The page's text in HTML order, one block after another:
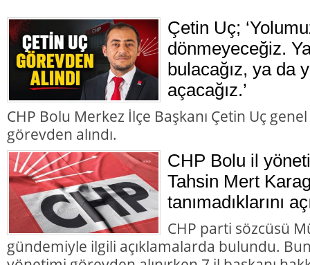
Çetin Uç;
dönmeyeceğiz.
bulacağız, ya da
açacağız.’
CHP Bolu Merkez İlçe Başkanı Çetin Uç
görevden alındı.
CHP Bolu il
Tahsin Mert
tanımadıklarını
CHP parti sözcüsü
gündemiyle ilgili açıklamalarda bulundu.